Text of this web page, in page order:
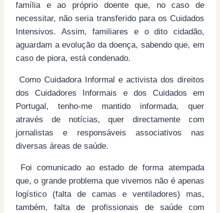
família e ao próprio doente que, no caso de
necessitar, não seria transferido para os Cuidados
Intensivos. Assim, familiares e o dito cidadão,
aguardam a evolução da doença, sabendo que, em
caso de piora, está condenado.
Como Cuidadora Informal e activista dos direitos
dos Cuidadores Informais e dos Cuidados em
Portugal, tenho-me mantido informada, quer
através de notícias, quer directamente com
jornalistas e responsáveis associativos nas
diversas áreas de saúde.
Foi comunicado ao estado de forma atempada
que, o grande problema que vivemos não é apenas
logístico (falta de camas e ventiladores) mas,
também, falta de profissionais de saúde com